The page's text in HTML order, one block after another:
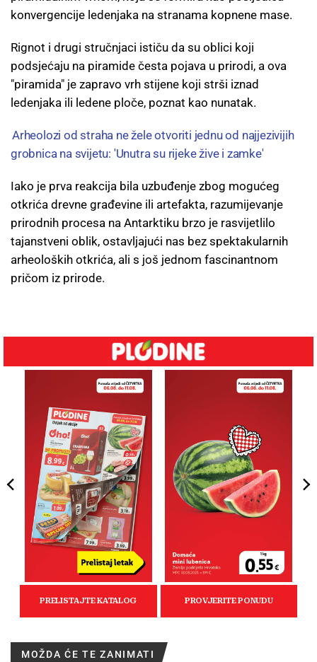
konvergencije ledenjaka na stranama kopnene mase.
Rignot i drugi stručnjaci ističu da su oblici koji
podsjećaju na piramide česta pojava u prirodi, a ova
"piramida" je zapravo vrh stijene koji strši iznad
ledenjaka ili ledene ploče, poznat kao nunatak.
Arheolozi od straha ne žele otvoriti jednu od najjezivijih
grobnica na svijetu: 'Unutra su rijeke žive i zamke'
Iako je prva reakcija bila uzbuđenje zbog mogućeg
otkrića drevne građevine ili artefakta, razumijevanje
prirodnih procesa na Antarktiku brzo je rasvijetlilo
tajanstveni oblik, ostavljajući nas bez spektakularnih
arheoloških otkrića, ali s još jednom fascinantnom
pričom iz prirode.
MOŽDA ĆE TE ZANIMATI